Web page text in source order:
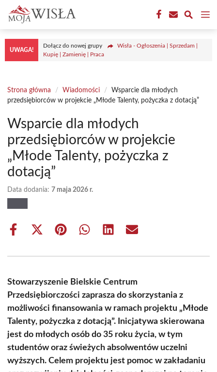
Przejdź
treści
UWAGA!
Dołącz do nowej grupy
Wisła - Ogłoszenia | Sprzedam |
Kupię | Zamienię | Praca
Strona główna / Wiadomości /
Wsparcie dla młodych
przedsiębiorców w projekcie „Młode Talenty, pożyczka z dotacją”
Wsparcie dla młodych
przedsiębiorców w projekcie
„Młode Talenty, pożyczka z
dotacją”
Data dodania: 7 maja 2026 r.
Share
Share
(Twitter)
Share Share Share Share
Stowarzyszenie Bielskie Centrum
Przedsiębiorczości zaprasza do skorzystania z
możliwości finansowania w ramach projektu „Młode
Talenty, pożyczka z dotacją”. Inicjatywa skierowana
jest do młodych osób do 35 roku życia, w tym
studentów oraz świeżych absolwentów uczelni
wyższych. Celem projektu jest pomoc w zakładaniu